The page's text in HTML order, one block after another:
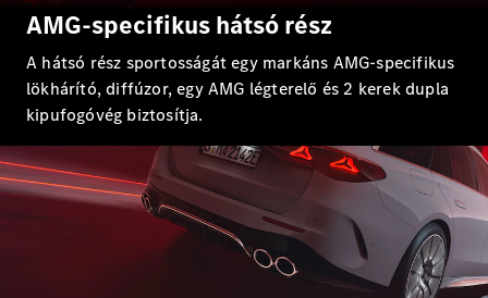
Limuzin
S-osztály
S-osztály
Limuzin
hosszú
S-osztály
Konfigurátor
AMG-specifikus hátsó rész
A hátsó rész sportosságát egy markáns AMG-specifikus
lökhárító, diffúzor, egy AMG légterelő és 2 kerek dupla
kipufogóvég biztosítja.